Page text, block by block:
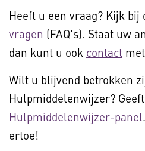
Heeft u een vraag? Kijk bij
vragen (FAQ's). Staat uw
dan kunt u ook contact
Wilt u blijvend betrokken
Hulpmiddelenwijzer?
Hulpmiddelenwijzer-panel
ertoe!